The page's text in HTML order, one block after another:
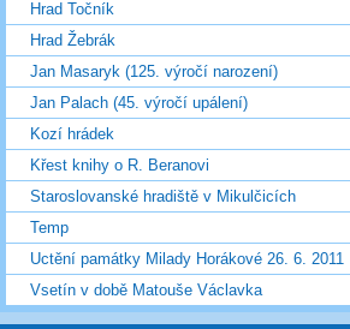
Hrad Točník
Hrad Žebrák
Jan Masaryk (125. výročí narození)
Jan Palach (45. výročí upálení)
Kozí hrádek
Křest knihy o R. Beranovi
Staroslovanské hradiště v Mikulčicích
Temp
Uctění památky Milady Horákové 26. 6. 2011
Vsetín v době Matouše Václavka